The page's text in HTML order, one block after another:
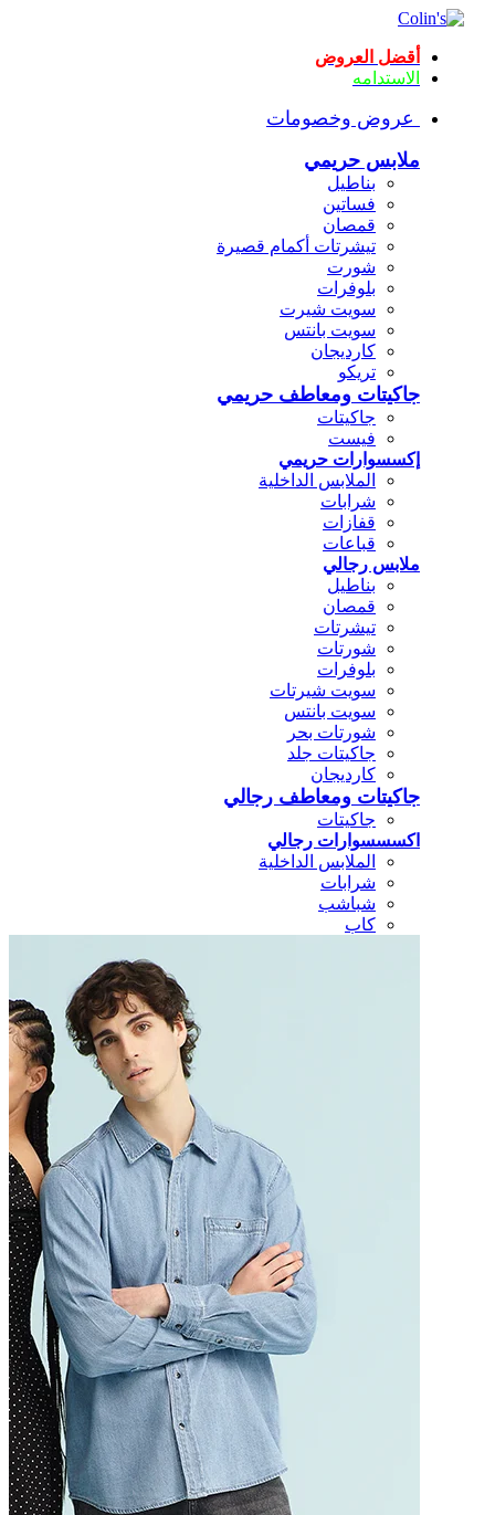
أقضل العروض
الاستدامه
عروض وخصومات
ملابس حريمي
بناطيل
فساتين
قمصان
تيشرتات أكمام قصيرة
شورت
بلوفرات
سويت شيرت
سويت بانتس
كارديجان
تريكو
جاكيتات ومعاطف حريمي
جاكيتات
فيست
إكسسوارات حريمي
الملابس الداخلية
شرابات
قفازات
قباعات
ملابس رجالي
بناطيل
قمصان
تيشرتات
شورتات
بلوفرات
سويت شيرتات
سويت بانتس
شورتات بحر
جاكيتات جلد
كارديجان
جاكيتات ومعاطف رجالي
جاكيتات
اكسسسوارات رجالي
الملابس الداخلية
شرابات
شباشب
كاب